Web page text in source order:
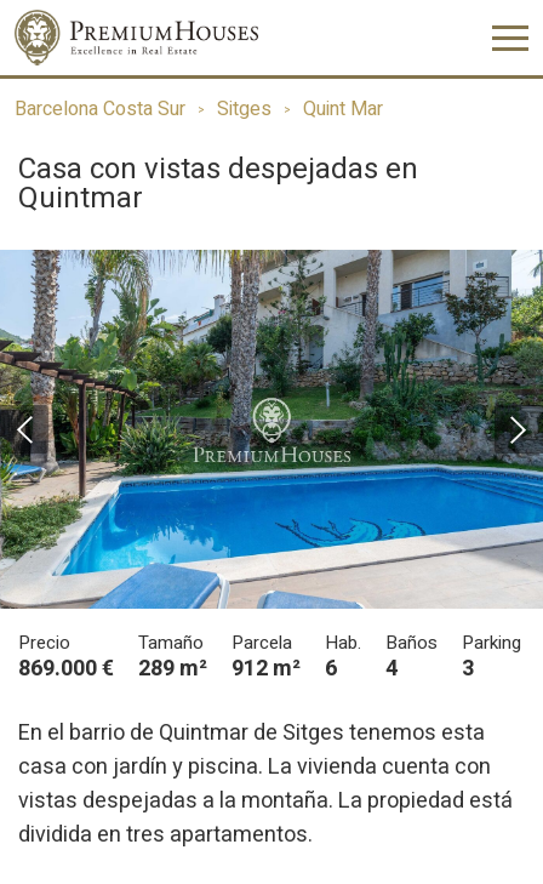
Barcelona Costa Sur Sitges Quint Mar
Casa con vistas despejadas en
Quintmar
Precio
869.000 €
Tamaño
289 m²
Parcela
912 m²
Hab.
6
Baños
4
Parking
3
En el barrio de Quintmar de Sitges tenemos esta
casa con jardín y piscina. La vivienda cuenta con
vistas despejadas a la montaña. La propiedad está
dividida en tres apartamentos.